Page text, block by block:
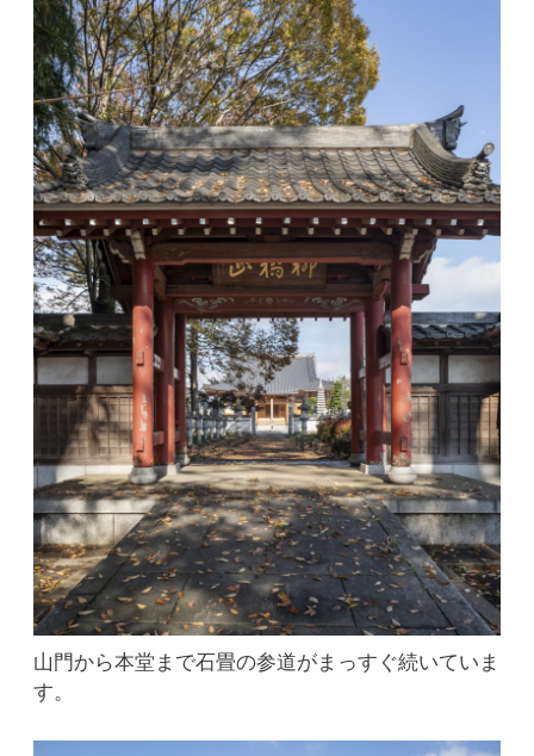
山門から本堂まで石畳の参道がまっすぐ続いていま
す。